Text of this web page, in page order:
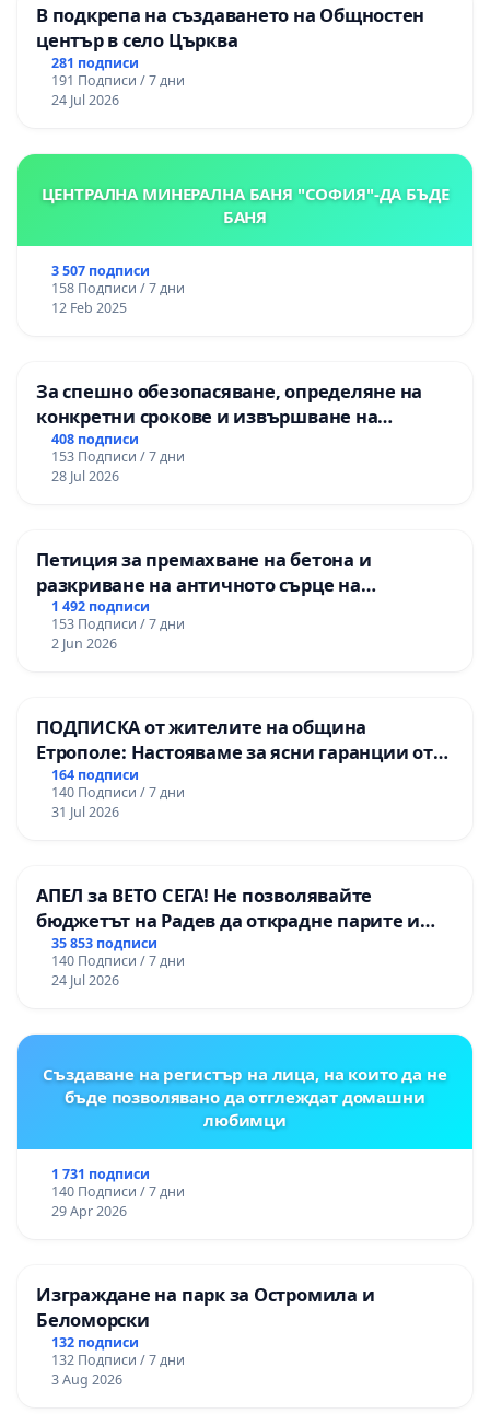
В подкрепа на създаването на Общностен
център в село Църква
281 подписи
191 Подписи / 7 дни
24 Jul 2026
ЦЕНТРАЛНА МИНЕРАЛНА БАНЯ "СОФИЯ"-ДА БЪДЕ
БАНЯ
3 507 подписи
158 Подписи / 7 дни
12 Feb 2025
За спешно обезопасяване, определяне на
конкретни срокове и извършване на
цялостна рехабилитация на
републиканския път между пътен възел АМ
„Тракия“ - гр. Ихтиман - с. Мирово - к.к.
408 подписи
153 Подписи / 7 дни
28 Jul 2026
Петиция за премахване на бетона и
разкриване на античното сърце на
Могиланската могила във Враца
1 492 подписи
153 Подписи / 7 дни
2 Jun 2026
ПОДПИСКА от жителите на община
Етрополе: Настояваме за ясни гаранции от
“Елаците-МЕД” АД и от държавата, че ще се
изпълнят всички екологични норми!
164 подписи
140 Подписи / 7 дни
31 Jul 2026
АПЕЛ за ВЕТО СЕГА! Не позволявайте
бюджетът на Радев да открадне парите и
правата ни в тъмното
35 853 подписи
140 Подписи / 7 дни
24 Jul 2026
Създаване на регистър на лица, на които да не
бъде позволявано да отглеждат домашни
любимци
1 731 подписи
140 Подписи / 7 дни
29 Apr 2026
Изграждане на парк за Остромила и
Беломорски
132 подписи
132 Подписи / 7 дни
3 Aug 2026